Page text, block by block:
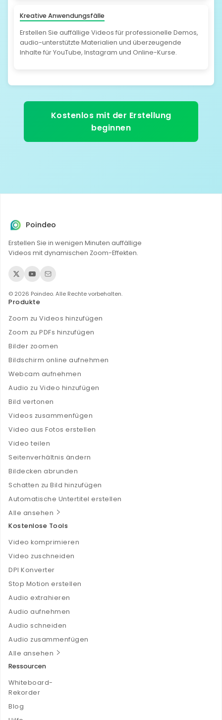
Kreative Anwendungsfälle
Erstellen Sie auffällige Videos für professionelle Demos,
audio-unterstützte Materialien und überzeugende
Inhalte für YouTube, Instagram und Online-Kurse.
Kostenlos mit der Erstellung
beginnen
Poindeo
Erstellen Sie in wenigen Minuten auffällige
Videos mit dynamischen Zoom-Effekten.
© 2026 Poindeo. Alle Rechte vorbehalten.
Produkte
Zoom zu Videos hinzufügen
Zoom zu PDFs hinzufügen
Bilder zoomen
Bildschirm online aufnehmen
Webcam aufnehmen
Audio zu Video hinzufügen
Bild vertonen
Videos zusammenfügen
Video aus Fotos erstellen
Video teilen
Seitenverhältnis ändern
Bildecken abrunden
Schatten zu Bild hinzufügen
Automatische Untertitel erstellen
Alle ansehen
Kostenlose Tools
Video komprimieren
Video zuschneiden
DPI Konverter
Stop Motion erstellen
Audio extrahieren
Audio aufnehmen
Audio schneiden
Audio zusammenfügen
Alle ansehen
Ressourcen
Whiteboard-
Rekorder
Blog